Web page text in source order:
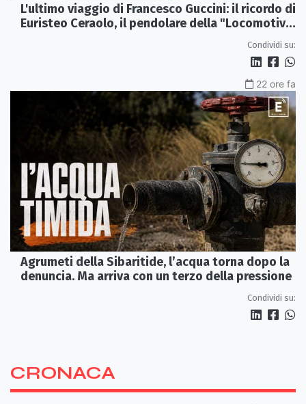
L'ultimo viaggio di Francesco Guccini: il ricordo di
Euristeo Ceraolo, il pendolare della "Locomotiva
Condividi su:
22 ore fa
Agrumeti della Sibaritide, l’acqua torna dopo la
denuncia. Ma arriva con un terzo della pressione
Condividi su:
CRONACA